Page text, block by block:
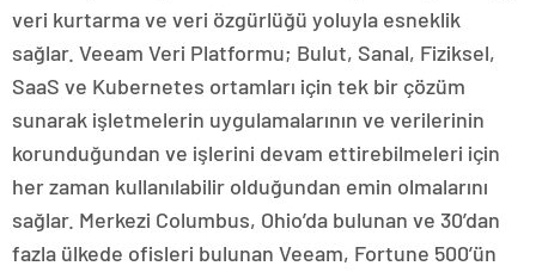
veri kurtarma ve veri özgürlüğü yoluyla esneklik
sağlar. Veeam Veri Platformu; Bulut, Sanal, Fiziksel,
SaaS ve Kubernetes ortamları için tek bir çözüm
sunarak işletmelerin uygulamalarının ve verilerinin
korunduğundan ve işlerini devam ettirebilmeleri için
her zaman kullanılabilir olduğundan emin olmalarını
sağlar. Merkezi Columbus, Ohio’da bulunan ve 30’dan
fazla ülkede ofisleri bulunan Veeam, Fortune 500’ün